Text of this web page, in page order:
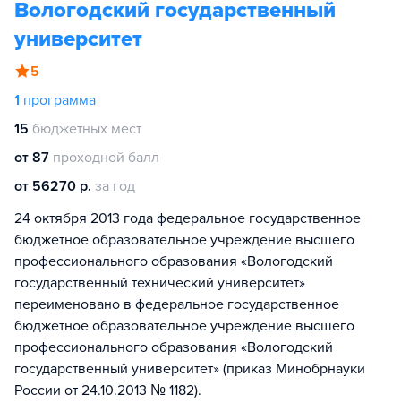
Вологодский государственный
университет
5
1 программа
15 бюджетных мест
от 87 проходной балл
от 56270 р. за год
24 октября 2013 года федеральное государственное
бюджетное образовательное учреждение высшего
профессионального образования «Вологодский
государственный технический университет»
переименовано в федеральное государственное
бюджетное образовательное учреждение высшего
профессионального образования «Вологодский
государственный университет» (приказ Минобрнауки
России от 24.10.2013 № 1182).